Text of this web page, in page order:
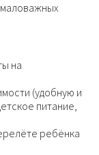
на
(удобную и
питание,
ребёнка